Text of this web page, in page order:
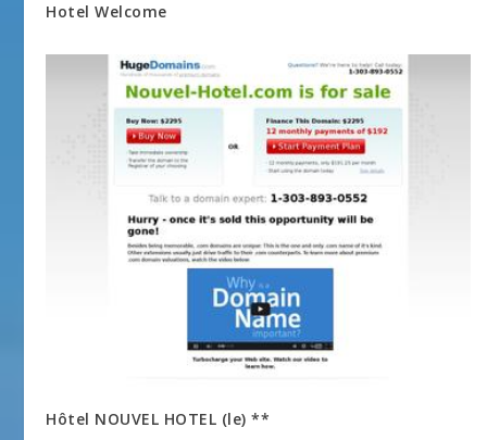
Hotel Welcome
Hôtel NOUVEL HOTEL (le) **